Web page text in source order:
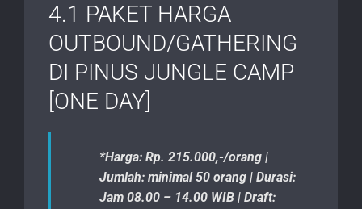
4.1 PAKET HARGA
OUTBOUND/GATHERING
DI PINUS JUNGLE CAMP
[ONE DAY]
*Harga: Rp. 215.000,-/orang |
Jumlah: minimal 50 orang | Durasi:
Jam 08.00 – 14.00 WIB | Draft: